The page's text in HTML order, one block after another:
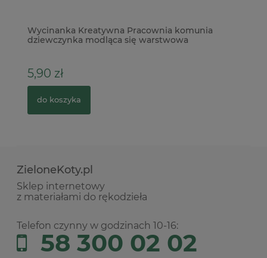
Wycinanka Kreatywna Pracownia komunia
dziewczynka modląca się warstwowa
5,90 zł
do koszyka
ZieloneKoty.pl
Sklep internetowy
z materiałami do rękodzieła
Telefon czynny w godzinach 10-16:
58 300 02 02